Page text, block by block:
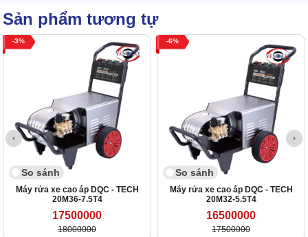
Sản phẩm tương tự
3
So sánh
Máy rửa xe cao áp DQC - TECH
20M36-7.5T4
17500000
18000000
6
So sánh
Máy rửa xe cao áp DQC - TECH
20M32-5.5T4
16500000
17500000